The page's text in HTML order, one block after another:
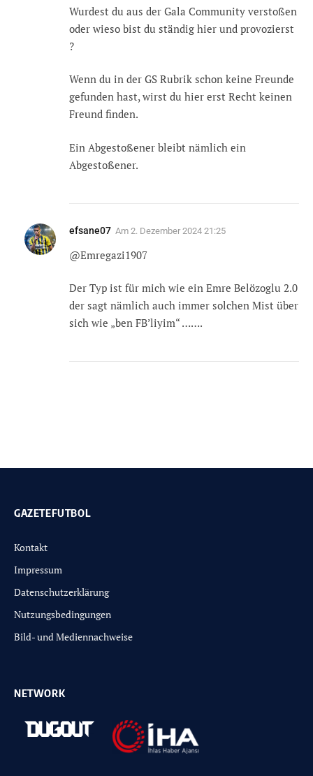
Wurdest du aus der Gala Community verstoßen
oder wieso bist du ständig hier und provozierst
?
Wenn du in der GS Rubrik schon keine Freunde
gefunden hast, wirst du hier erst Recht keinen
Freund finden.
Ein Abgestoßener bleibt nämlich ein
Abgestoßener.
efsane07 Am 2. Dezember 2024 21:25
@Emregazi1907
Der Typ ist für mich wie ein Emre Belözoglu 2.0
der sagt nämlich auch immer solchen Mist über
sich wie „ben FB’liyim“ …….
GAZETEFUTBOL
Kontakt
Impressum
Datenschutzerklärung
Nutzungsbedingungen
Bild- und Mediennachweise
NETWORK